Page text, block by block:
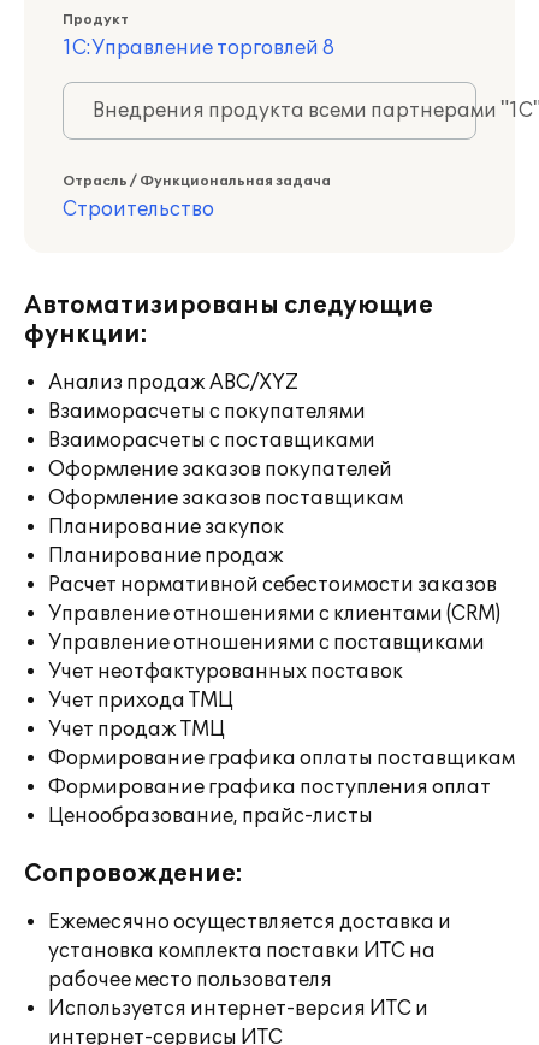
Продукт
1С:Управление торговлей 8
Внедрения продукта всеми партнерами
Отрасль / Функциональная задача
Строительство
Автоматизированы следующие
функции:
Анализ продаж ABC/XYZ
Взаиморасчеты с покупателями
Взаиморасчеты с поставщиками
Оформление заказов покупателей
Оформление заказов поставщикам
Планирование закупок
Планирование продаж
Расчет нормативной себестоимости заказов
Управление отношениями с клиентами (CRM)
Управление отношениями с поставщиками
Учет неотфактурованных поставок
Учет прихода ТМЦ
Учет продаж ТМЦ
Формирование графика оплаты поставщикам
Формирование графика поступления оплат
Ценообразование, прайс-листы
Сопровождение:
Ежемесячно осуществляется доставка и
установка комплекта поставки ИТС на
рабочее место пользователя
Используется интернет-версия ИТС и
интернет-сервисы ИТС